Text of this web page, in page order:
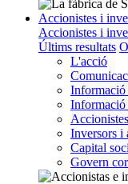
Accionistes i
Accionistes i
Últims resultats
L'acció
Informació
Accionistes
Inversors i
Capital
Govern